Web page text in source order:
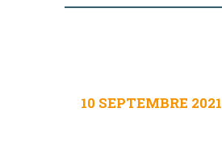
10 SEPTEMBRE 2021